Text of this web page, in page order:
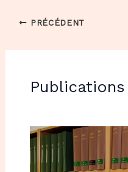
PRÉCÉDENT